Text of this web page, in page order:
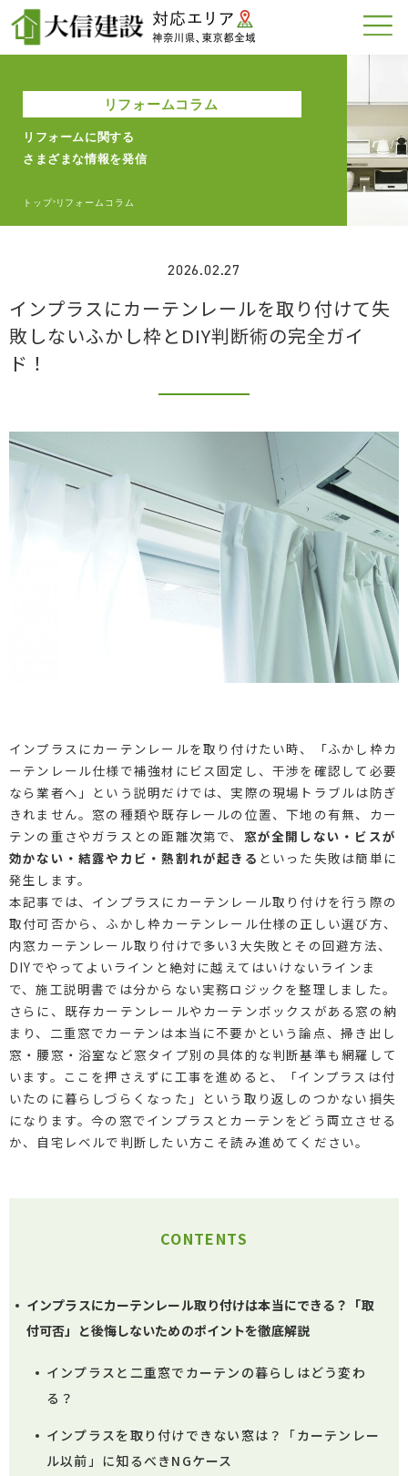
リフォームコラム
リフォームに関する
さまざまな情報を発信
トップ>リフォームコラム
2026.02.27
インプラスにカーテンレールを取り付けて失
敗しないふかし枠とDIY判断術の完全ガイ
ド！
インプラスにカーテンレールを取り付けたい時、「ふかし枠カ
ーテンレール仕様で補強材にビス固定し、干渉を確認して必要
なら業者へ」という説明だけでは、実際の現場トラブルは防ぎ
きれません。窓の種類や既存レールの位置、下地の有無、カー
テンの重さやガラスとの距離次第で、 窓が全開しない・ビスが
効かない・結露やカビ・熱割れが起きる といった失敗は簡単に
発生します。
本記事では、インプラスにカーテンレール取り付けを行う際の
取付可否から、ふかし枠カーテンレール仕様の正しい選び方、
内窓カーテンレール取り付けで多い3大失敗とその回避方法、
DIYでやってよいラインと絶対に越えてはいけないラインま
で、施工説明書では分からない実務ロジックを整理しました。
さらに、既存カーテンレールやカーテンボックスがある窓の納
まり、二重窓でカーテンは本当に不要かという論点、掃き出し
窓・腰窓・浴室など窓タイプ別の具体的な判断基準も網羅して
います。ここを押さえずに工事を進めると、「インプラスは付
いたのに暮らしづらくなった」という取り返しのつかない損失
になります。今の窓でインプラスとカーテンをどう両立させる
か、自宅レベルで判断したい方こそ読み進めてください。
CONTENTS
インプラスにカーテンレール取り付けは本当にできる？「取
付可否」と後悔しないためのポイントを徹底解説
インプラスと二重窓でカーテンの暮らしはどう変わ
る？
インプラスを取り付けできない窓は？「カーテンレー
ル以前」に知るべきNGケース